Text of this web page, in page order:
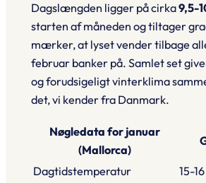
Dagslængden ligger på cirka9,5-
starten af måneden og tiltager
mærker, at lyset vender tilbage
februar banker på. Samlet set
og forudsigeligt vinterklima
det, vi kender fra Danmark.
Nøgledata for januar
(Mallorca)
Dagtidstemperatur
15-